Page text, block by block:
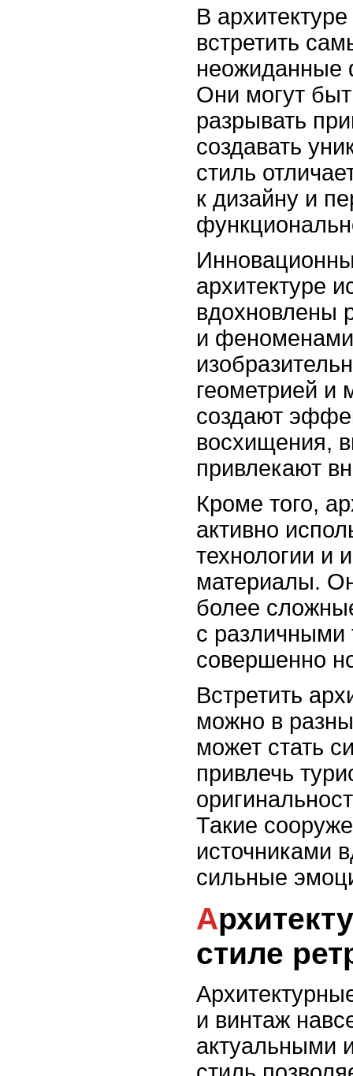
В
встретить
неожиданные
Они могут
разрывать
создавать
стиль
к дизайну и
архитектуре
вдохновлены
и
геометрией и
создают
восхищения,
привлекают
Кроме того,
активно
технологии и
материалы.
более
с различными
совершенно
Встретить
можно в
может стать
привлечь
Такие
источниками
сильные
Архитектурные решения в
стиле
и винтаж
актуальными